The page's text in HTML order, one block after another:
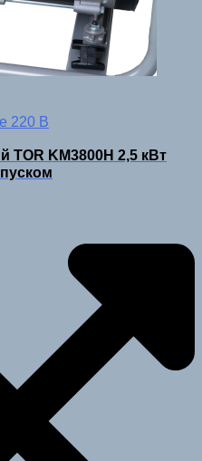
220 В
TOR KM3800H 2,5 кВт